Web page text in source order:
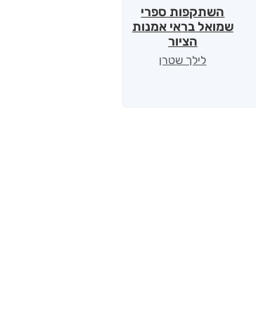
השתקפות ספרי
שמואל בראי אמנות
הציור
לילך שטרן